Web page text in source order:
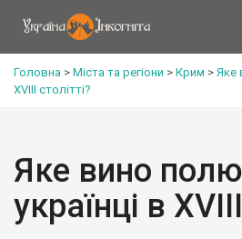
Головна > Міста та регіони > Крим > Яке
XVIII столітті?
Яке вино
українці в